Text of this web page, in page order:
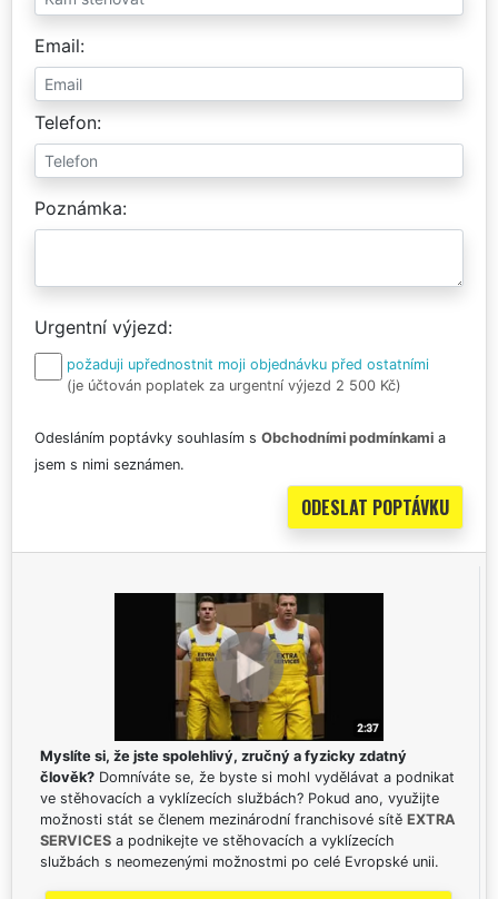
Email
Telefon
Poznámka
Urgentní výjezd
požaduji upřednostnit moji objednávku před ostatními
(je účtován poplatek za urgentní výjezd 2 500 Kč)
Odesláním poptávky souhlasím s Obchodními podmínkami a
jsem s nimi seznámen.
Myslíte si, že jste spolehlivý, zručný a fyzicky zdatný
člověk? Domníváte se, že byste si mohl vydělávat a podnikat
ve stěhovacích a vyklízecích službách? Pokud ano, využijte
možnosti stát se členem mezinárodní franchisové sítě EXTRA
SERVICES a podnikejte ve stěhovacích a vyklízecích
službách s neomezenými možnostmi po celé Evropské unii.